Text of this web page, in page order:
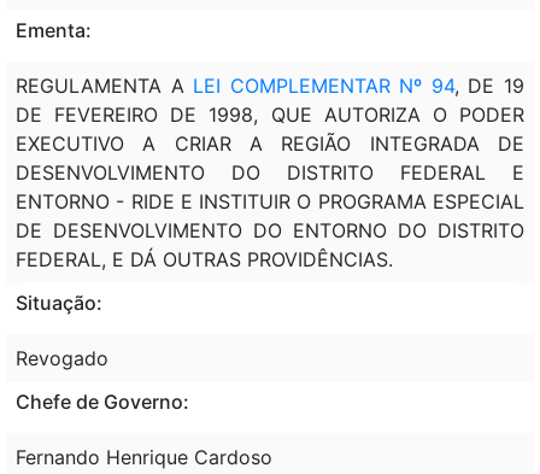
Ementa:
REGULAMENTA A LEI COMPLEMENTAR Nº 94, DE 19
DE FEVEREIRO DE 1998, QUE AUTORIZA O PODER
EXECUTIVO A CRIAR A REGIÃO INTEGRADA DE
DESENVOLVIMENTO DO DISTRITO FEDERAL E
ENTORNO - RIDE E INSTITUIR O PROGRAMA ESPECIAL
DE DESENVOLVIMENTO DO ENTORNO DO DISTRITO
FEDERAL, E DÁ OUTRAS PROVIDÊNCIAS.
Situação:
Revogado
Chefe de Governo:
Fernando Henrique Cardoso